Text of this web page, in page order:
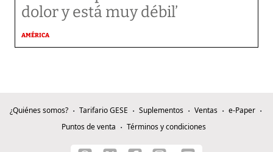
dolor y está muy débil’
AMÉRICA
¿Quiénes somos? Tarifario GESE Suplementos Ventas
e-Paper
Puntos de venta
Términos y condiciones